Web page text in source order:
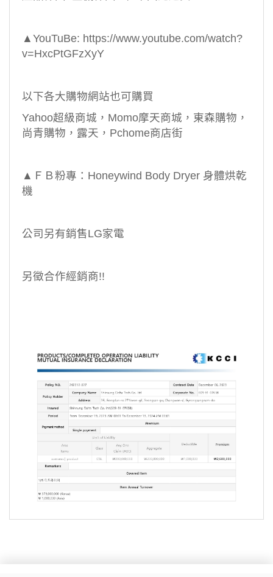
▲ YouTuBe: https://www.youtube.com/watch?
v=HxcPtGFzXyY
以下各大購物網站也可購買
Yahoo超級商城， Momo摩天商城，東森購物，
尚青購物，露天， Pchome商店街
▲ＦＢ粉專： Honeywind Body Dryer 身體烘乾
機
公司另有銷售LG家電
另徵合作經銷商!!